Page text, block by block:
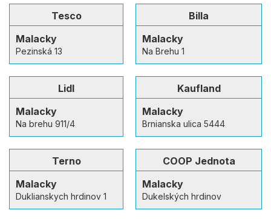
Tesco
Malacky
Pezinská 13
Billa
Malacky
Na Brehu 1
Lidl
Malacky
Na brehu 911/4
Kaufland
Malacky
Brnianska ulica 5444
Terno
Malacky
Duklianskych hrdinov 1
COOP Jednota
Malacky
Dukelských hrdinov